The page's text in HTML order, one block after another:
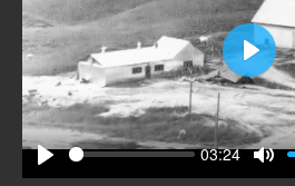
Play
03:24
Mute
Play